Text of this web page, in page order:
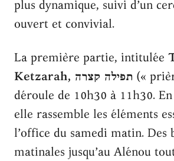
plus dynamique, suivi d’un
ouvert et convivial.
La première partie, intitulée
Ketzarah, תפילה קצרה («
déroule de 10h30 à 11h30.
elle rassemble les éléments
l’office du samedi matin. Des
matinales jusqu’au Alénou